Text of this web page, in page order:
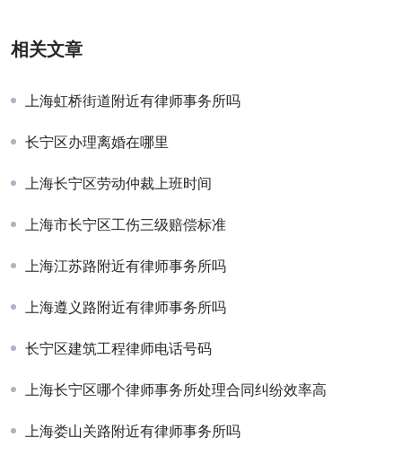
相关文章
上海虹桥街道附近有律师事务所吗
长宁区办理离婚在哪里
上海长宁区劳动仲裁上班时间
上海市长宁区工伤三级赔偿标准
上海江苏路附近有律师事务所吗
上海遵义路附近有律师事务所吗
长宁区建筑工程律师电话号码
上海长宁区哪个律师事务所处理合同纠纷效率高
上海娄山关路附近有律师事务所吗